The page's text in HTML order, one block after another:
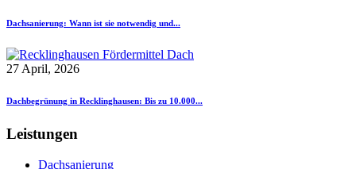
Dachsanierung: Wann ist sie notwendig und...
27 April, 2026
Dachbegrünung in Recklinghausen: Bis zu 10.000...
Leistungen
Dachsanierung